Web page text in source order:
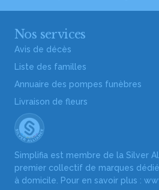
Nos services
Avis de décès
Liste des familles
Annuaire des pompes funèbres
Livraison de fleurs
Simplifia est membre de la Silver
premier collectif de marques
à domicile. Pour en savoir plus :